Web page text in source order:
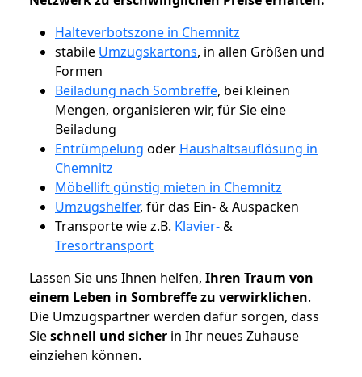
Halteverbotszone in Chemnitz
stabile Umzugskartons, in allen Größen und
Formen
Beiladung nach Sombreffe, bei kleinen
Mengen, organisieren wir, für Sie eine
Beiladung
Entrümpelung oder Haushaltsauflösung in
Chemnitz
Möbellift günstig mieten in Chemnitz
Umzugshelfer, für das Ein- & Auspacken
Transporte wie z.B. Klavier-&
Tresortransport
Lassen Sie uns Ihnen helfen, Ihren Traum von
einem Leben in Sombreffe zu verwirklichen.
Die Umzugspartner werden dafür sorgen, dass
Sieschnell und sicher in Ihr neues Zuhause
einziehen können.